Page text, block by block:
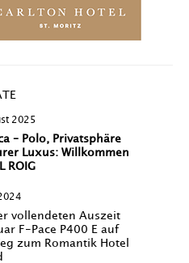
2025
– Polo, Privatsphäre
Luxus: Willkommen
ROIG
vollendeten Auszeit
F-Pace P400 E auf
zum Romantik Hotel